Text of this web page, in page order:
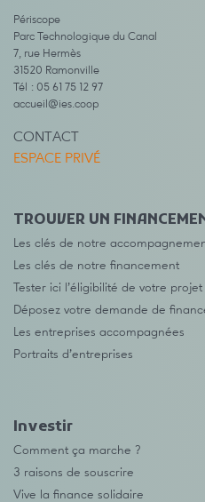
Périscope
Parc Technologique du Canal
7, rue Hermès
31520 Ramonville
Tél : 05 61 75 12 97
accueil@ies.coop
CONTACT
ESPACE PRIVÉ
TROUVER UN
Les clés de notre
Les clés de notre financement
Tester ici l’éligibilité de votre projet
Déposez votre demande de
Les entreprises accompagnées
Portraits d’entreprises
Investir
Comment ça marche ?
3 raisons de souscrire
Vive la finance solidaire